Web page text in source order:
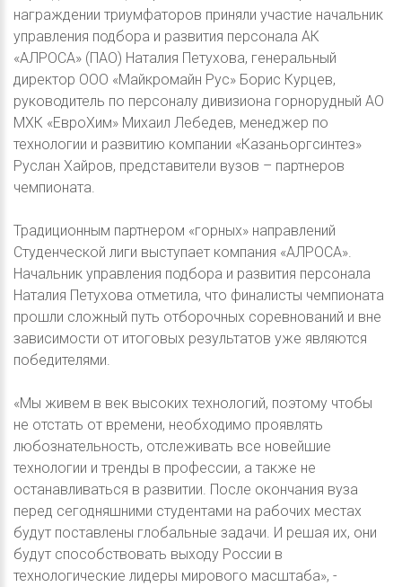
награждении триумфаторов приняли участие начальник
управления подбора и развития персонала АК
«АЛРОСА» (ПАО) Наталия Петухова, генеральный
директор ООО «Майкромайн Рус» Борис Курцев,
руководитель по персоналу дивизиона горнорудный АО
МХК «ЕвроХим» Михаил Лебедев, менеджер по
технологии и развитию компании «Казаньоргсинтез»
Руслан Хайров, представители вузов – партнеров
чемпионата.
Традиционным партнером «горных» направлений
Студенческой лиги выступает компания «АЛРОСА».
Начальник управления подбора и развития персонала
Наталия Петухова отметила, что финалисты чемпионата
прошли сложный путь отборочных соревнований и вне
зависимости от итоговых результатов уже являются
победителями.
«Мы живем в век высоких технологий, поэтому чтобы
не отстать от времени, необходимо проявлять
любознательность, отслеживать все новейшие
технологии и тренды в профессии, а также не
останавливаться в развитии. После окончания вуза
перед сегодняшними студентами на рабочих местах
будут поставлены глобальные задачи. И решая их, они
будут способствовать выходу России в
технологические лидеры мирового масштаба», -